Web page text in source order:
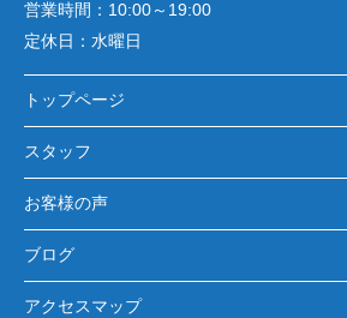
営業時間： 10:00～19:00
定休日： 水曜日
トップページ
スタッフ
お客様の声
ブログ
アクセスマップ